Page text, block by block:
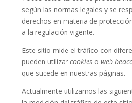
según las normas legales y se
derechos en materia de
a la regulación vigente.
Este sitio mide el tráfico con
pueden utilizar cookies o web
que sucede en nuestras páginas.
Actualmente utilizamos las